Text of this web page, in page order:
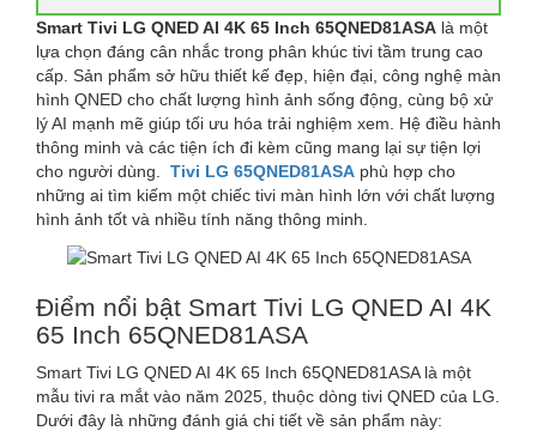
Smart Tivi LG QNED AI 4K 65 Inch 65QNED81ASA là một
lựa chọn đáng cân nhắc trong phân khúc tivi tầm trung cao
cấp. Sản phẩm sở hữu thiết kế đẹp, hiện đại, công nghệ màn
hình QNED cho chất lượng hình ảnh sống động, cùng bộ xử
lý AI mạnh mẽ giúp tối ưu hóa trải nghiệm xem. Hệ điều hành
thông minh và các tiện ích đi kèm cũng mang lại sự tiện lợi
cho người dùng. Tivi LG 65QNED81ASA phù hợp cho
những ai tìm kiếm một chiếc tivi màn hình lớn với chất lượng
hình ảnh tốt và nhiều tính năng thông minh.
Điểm nổi bật Smart Tivi LG QNED AI 4K
65 Inch 65QNED81ASA
Smart Tivi LG QNED AI 4K 65 Inch 65QNED81ASA là một
mẫu tivi ra mắt vào năm 2025, thuộc dòng tivi QNED của LG.
Dưới đây là những đánh giá chi tiết về sản phẩm này: